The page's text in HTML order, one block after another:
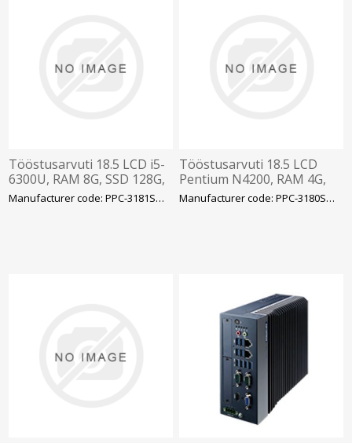
Tööstusarvuti 18.5 LCD i5-
6300U, RAM 8G, SSD 128G,
win 10 LTSC + adapter
Manufacturer code: PPC-3181SW-MART
Tööstusarvuti 18.5 LCD
Pentium N4200, RAM 4G,
SSD 64G, win 10 LTSC +
Manufacturer code: PPC-3180SW-MART